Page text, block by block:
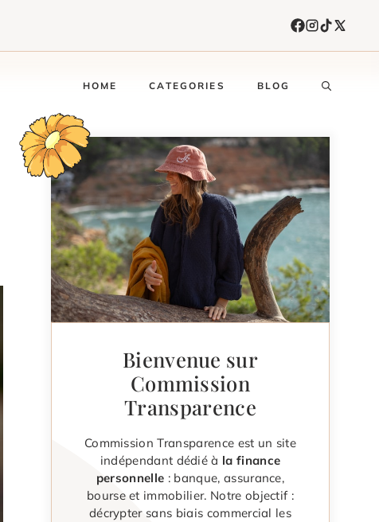
HOME CATEGORIES BLOG
Bienvenue sur
Commission
Transparence
Commission Transparence est un site
indépendant dédié à la finance
personnelle : banque, assurance,
bourse et immobilier. Notre objectif :
décrypter sans biais commercial les